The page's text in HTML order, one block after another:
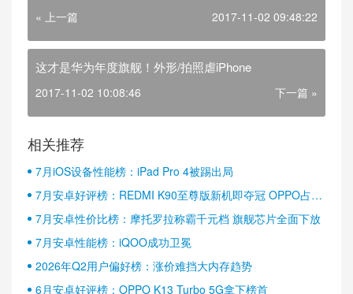
« 上一篇 2017-11-02 09:48:22
这才是华为年度旗舰！外形/拍照虐iPhone
2017-11-02 10:08:46 下一篇 »
相关推荐
7月iOS设备性能榜：iPad Pro 4被踢出局
7月安卓好评榜：REDMI K90至尊版新机即夺冠 OPPO占据
半壁江山
7月安卓性价比榜：摩托罗拉称霸千元档 旗舰芯片全面下放
7月安卓性能榜：iQOO成功卫冕
2026年Q2用户偏好榜：涨价难挡大内存趋势
6月安卓好评榜：OPPO K13 Turbo 5G拿下榜首